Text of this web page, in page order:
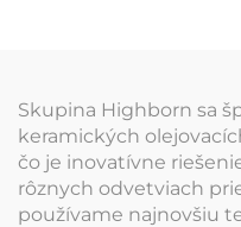
Skupina Highborn sa
keramických
čo je inovatívne
rôznych odvetviach
používame najnovšiu